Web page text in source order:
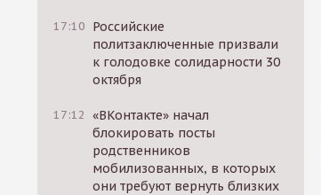
17:10 Российские
политзаключенные призвали
к голодовке солидарности 30
октября
17:12 «ВКонтакте» начал
блокировать посты
родственников
мобилизованных, в которых
они требуют вернуть близких